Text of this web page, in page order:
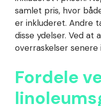
samlet pris, hvor
er inkluderet. Andre
disse ydelser. Ved at
overraskelser senere
Fordele